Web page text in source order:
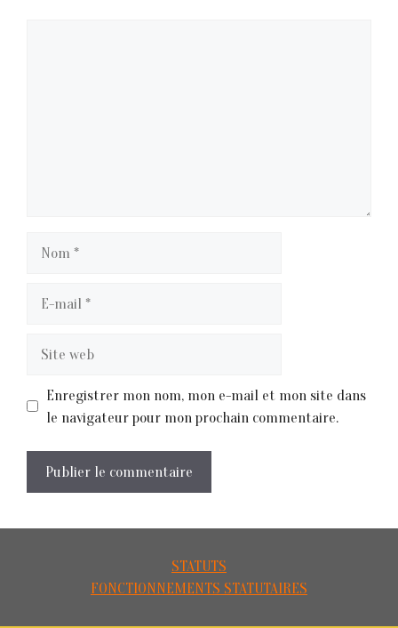
Enregistrer mon nom, mon e-mail et mon site dans
le navigateur pour mon prochain commentaire.
STATUTS
FONCTIONNEMENTS STATUTAIRES